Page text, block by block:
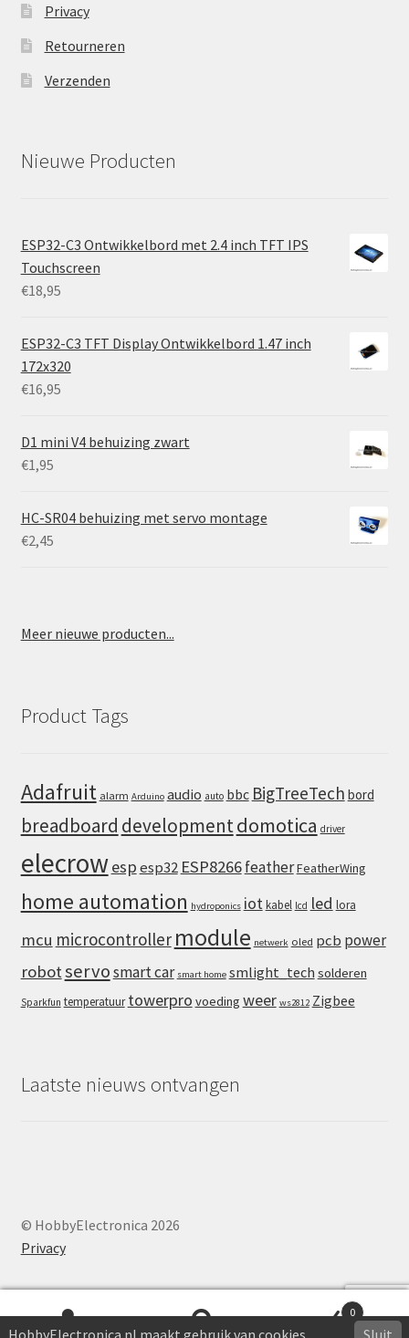
Privacy
Retourneren
Verzenden
Nieuwe Producten
ESP32-C3 Ontwikkelbord met 2.4 inch TFT IPS
Touchscreen
€18,95
ESP32-C3 TFT Display Ontwikkelbord 1.47 inch
172x320
€16,95
D1 mini V4 behuizing zwart
€1,95
HC-SR04 behuizing met servo montage
€2,45
Meer nieuwe producten...
Product Tags
Adafruit alarm Arduino audio auto bbc BigTreeTech bord
breadboard developmentdomotica driver
elecrowespesp32 ESP8266featherFeatherWing
home automation hydroponics iot kabel lcd led lora
mcu microcontroller module netwerk oled pcb power
robotservosmart car smart home smlight_tech solderen
Sparkfun temperatuur towerpro voeding weer ws2812 Zigbee
Laatste nieuws ontvangen
© HobbyElectronica 2026
Privacy
0
HobbyElectronica.nl maakt gebruik van cookies Sluit